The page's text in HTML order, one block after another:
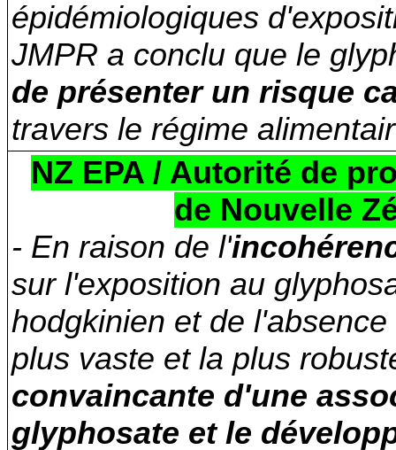
épidémiologiques
JMPR a conclu que le
de présenter un risque
travers le régime
NZ EPA / Autorité de
de Nouvelle
- En raison de l'
sur l'exposition au
hodgkinien et de
plus vaste et la plus
convaincante d'une
glyphosate et le